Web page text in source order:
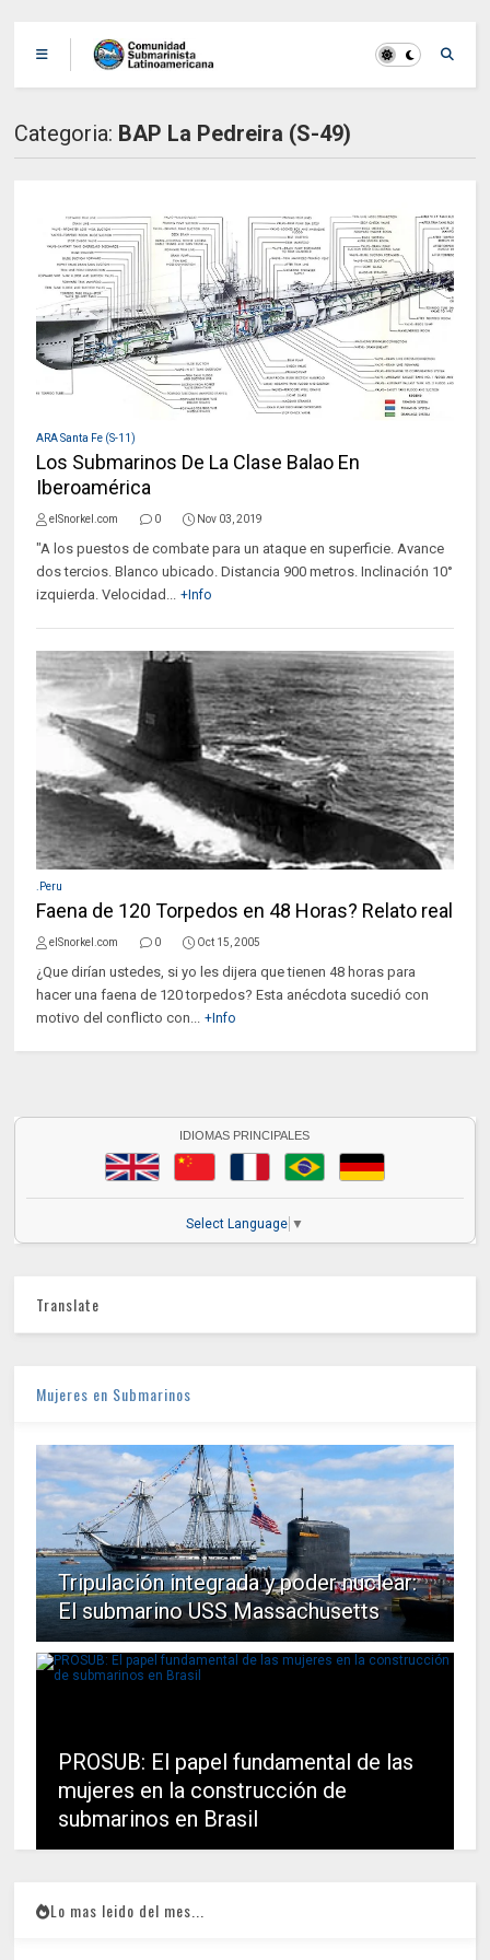
Categoria: BAP La Pedreira (S-49)
ARA Santa Fe (S-11)
Los Submarinos De La Clase Balao En
Iberoamérica
elSnorkel.com 0 Nov 03, 2019
"A los puestos de combate para un ataque en superficie. Avance
dos tercios. Blanco ubicado. Distancia 900 metros. Inclinación 10°
izquierda. Velocidad... +Info
.Peru
Faena de 120 Torpedos en 48 Horas? Relato real
elSnorkel.com 0 Oct 15, 2005
¿Que dirían ustedes, si yo les dijera que tienen 48 horas para
hacer una faena de 120 torpedos? Esta anécdota sucedió con
motivo del conflicto con... +Info
IDIOMAS PRINCIPALES
Select Language ▼
Translate
Mujeres en Submarinos
Tripulación integrada y poder nuclear:
El submarino USS Massachusetts
PROSUB: El papel fundamental de las
mujeres en la construcción de
submarinos en Brasil
Lo mas leido del mes...